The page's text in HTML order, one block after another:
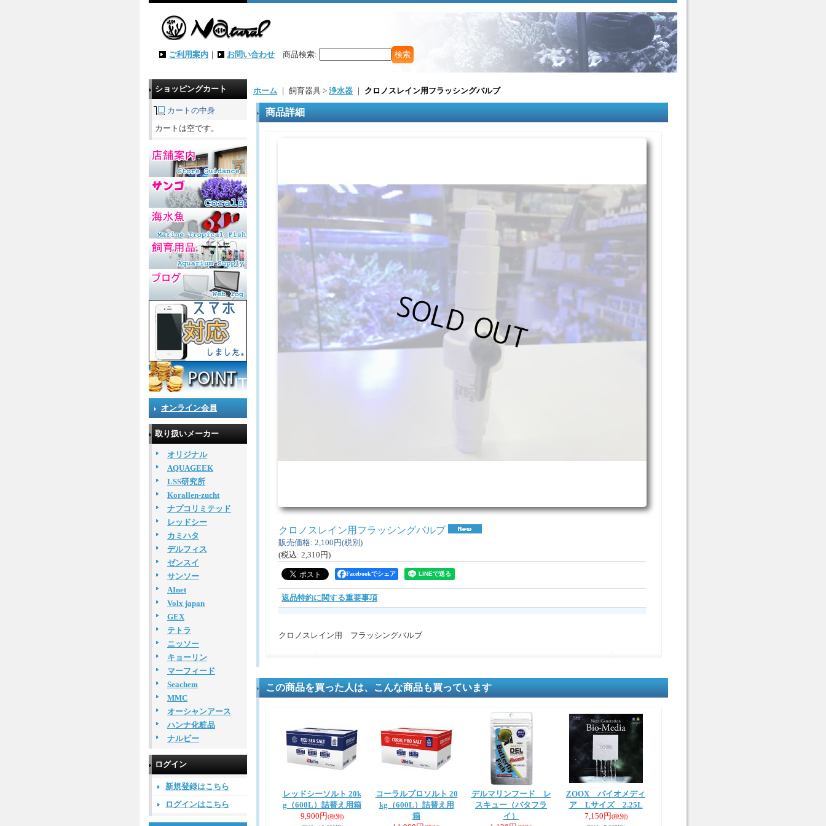
ご利用案内 ｜ お問い合わせ 商品検索:
ショッピングカート
カートの中身
カートは空です。
オンライン会員
取り扱いメーカー
オリジナル
AQUAGEEK
LSS研究所
Korallen-zucht
ナプコリミテッド
レッドシー
カミハタ
デルフィス
ゼンスイ
サンソー
AInet
Volx japan
GEX
テトラ
ニッソー
キョーリン
マーフィード
Seachem
MMC
オーシャンアース
ハンナ化粧品
ナルビー
ログイン
新規登録はこちら
ログインはこちら
ホーム ｜ 飼育器具 > 浄水器 ｜ クロノスレイン用フラッシングバルブ
商品詳細
クロノスレイン用フラッシングバルブ
販売価格: 2,100円(税別)
(税込: 2,310円)
Facebookでシェア
返品特約に関する重要事項
クロノスレイン用 フラッシングバルブ
この商品を買った人は、こんな商品も買っています
レッドシーソルト 20k
g（600L）詰替え用箱
9,900円(税別)
コーラルプロソルト 20
kg（600L）詰替え用
箱
デルマリンフード レ
スキュー（バタフラ
イ）
ZOOX バイオメディ
ア Lサイズ 2.25L
7,150円(税別)